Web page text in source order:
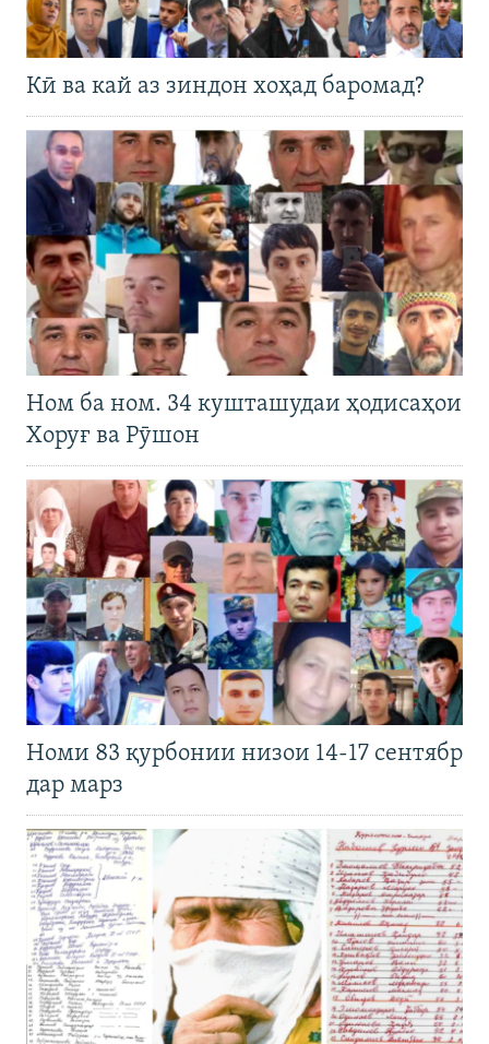
Кӣ ва кай аз зиндон хоҳад баромад?
Ном ба ном. 34 кушташудаи ҳодисаҳои
Хоруғ ва Рӯшон
Номи 83 қурбонии низои 14-17 сентябр
дар марз